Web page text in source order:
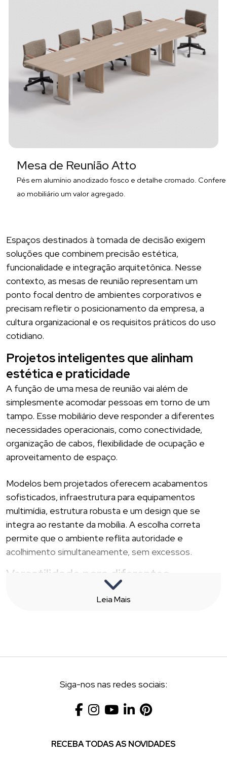
Mesa de Reunião Atto
Pés em alumínio anodizado fosco e detalhe cromado. Confere
ao mobiliário um valor agregado.
Espaços destinados à tomada de decisão exigem
soluções que combinem precisão estética,
funcionalidade e integração arquitetônica. Nesse
contexto, as mesas de reunião representam um
ponto focal dentro de ambientes corporativos e
precisam refletir o posicionamento da empresa, a
cultura organizacional e os requisitos práticos do uso
cotidiano.
Projetos inteligentes que alinham
estética e praticidade
A função de uma mesa de reunião vai além de
simplesmente acomodar pessoas em torno de um
tampo. Esse mobiliário deve responder a diferentes
necessidades operacionais, como conectividade,
organização de cabos, flexibilidade de ocupação e
aproveitamento de espaço.
Modelos bem projetados oferecem acabamentos
sofisticados, infraestrutura para equipamentos
multimídia, estrutura robusta e um design que se
integra ao restante da mobília. A escolha correta
permite que o ambiente reflita autoridade e
acolhimento simultaneamente, sem excessos.
Versatilidade para diferentes
dimensões de ambiente
Nem todas as salas corporativas comportam
em formato de barco comportam diversas cadeiras
ambientes restritos, uma mesa de reunião pequena
pode manter o mesmo padrão de acabamento, com
dimensões otimizadas.
modulares, que permitem readequar o layout
Leia Mais
Siga-nos nas redes sociais:
RECEBA TODAS AS NOVIDADES